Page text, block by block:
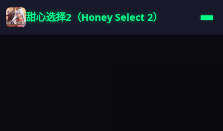
甜心选择2（Honey Select 2）